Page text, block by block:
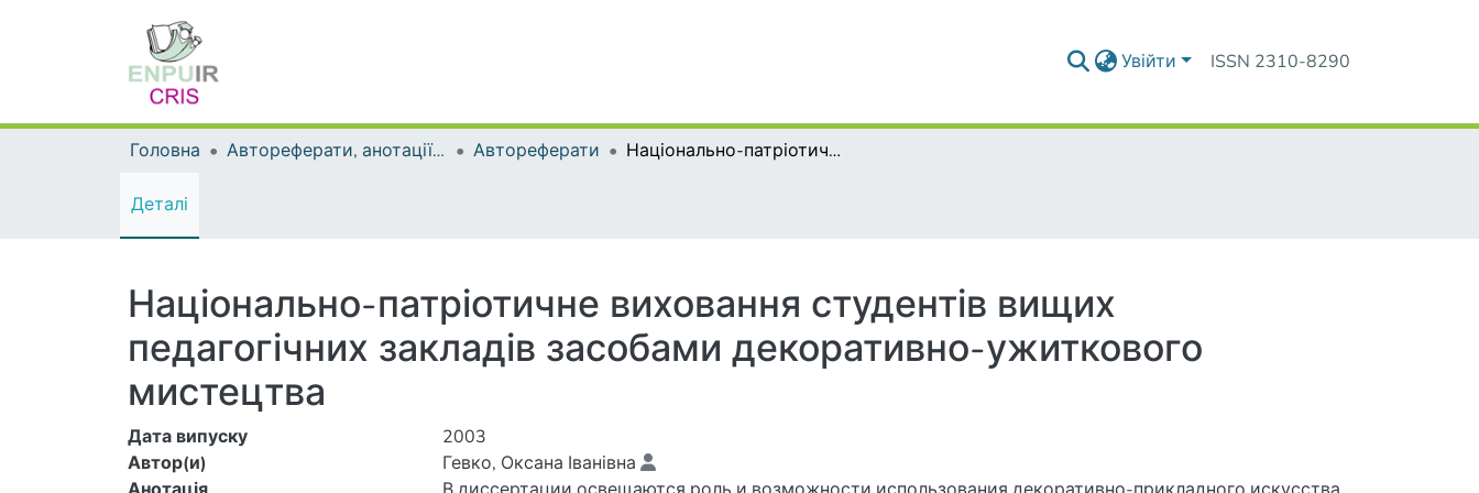
Увійти ISSN 2310-8290
Головна Автореферати, анотації до дисертацій та дисертації Автореферати Національно-патріотичне виховання студентів вищих педагогічних закладів засобами декоративно-ужиткового мистецтва
Деталі
Національно-патріотичне виховання студентів вищих
педагогічних закладів засобами декоративно-ужиткового
мистецтва
Дата випуску
2003
Автор(и)
Гевко, Оксана Іванівна